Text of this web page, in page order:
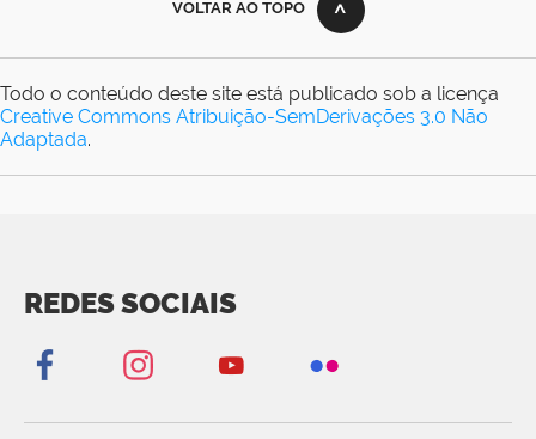
VOLTAR AO TOPO
Todo o conteúdo deste site está publicado sob a licença
Creative Commons Atribuição-SemDerivações 3.0 Não
Adaptada.
REDES SOCIAIS